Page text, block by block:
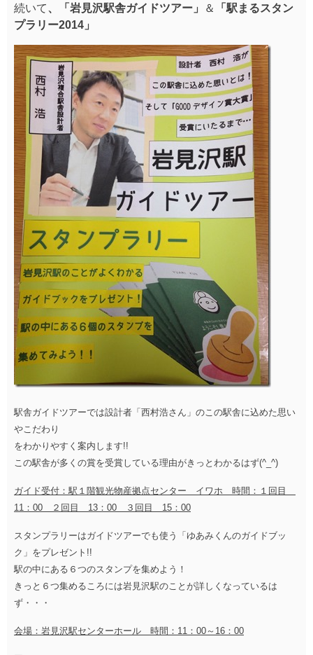
続いて、「岩見沢駅舎ガイドツアー」 ＆
「駅まるスタン
プラリー2014」
駅舎ガイドツアーでは設計者「西村浩さん」のこの駅舎に込めた思い
やこだわり
をわかりやすく案内します!!
この駅舎が多くの賞を受賞している理由がきっとわかるはず(^_^)
ガイド受付：駅１階観光物産拠点センター イワホ 時間：１回目
11：00 ２回目 13：00 ３回目 15：00
スタンプラリーはガイドツアーでも使う「ゆあみくんのガイドブッ
ク」をプレゼント!!
駅の中にある６つのスタンプを集めよう！
きっと６つ集めるころには岩見沢駅のことが詳しくなっているは
ず・・・
会場：岩見沢駅センターホール 時間：11：00～16：00